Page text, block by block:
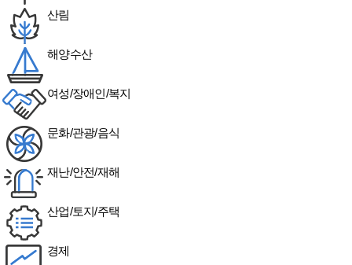
산림
해양수산
여성/장애인/복지
문화/관광/음식
재난/안전/재해
산업/토지/주택
경제